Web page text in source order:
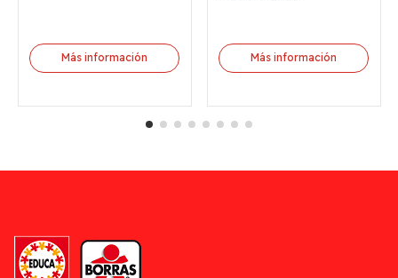
Más información Más información